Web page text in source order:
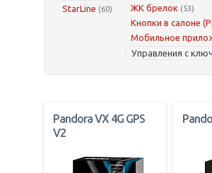
StarLine (60) ЖК брелок (53)
Кнопки в салоне
Мобильное
Управления с
Pandora VX 4G GPS
V2